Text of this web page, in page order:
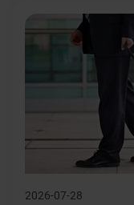
2026-07-28